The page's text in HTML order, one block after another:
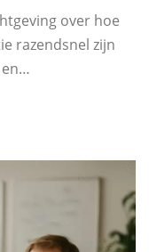
over hoe
razendsnel zijn
en…